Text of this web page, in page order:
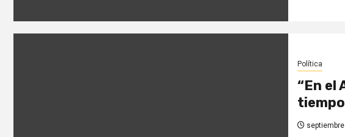
Política
“En el